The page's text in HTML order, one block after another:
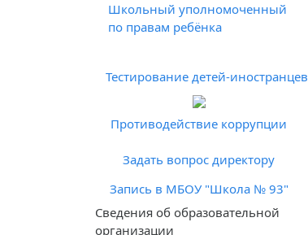
Школьный уполномоченный
по правам ребёнка
Тестирование детей-иностранцев
Противодействие коррупции
Задать вопрос директору
Запись в МБОУ "Школа № 93"
Cведения об образовательной
организации